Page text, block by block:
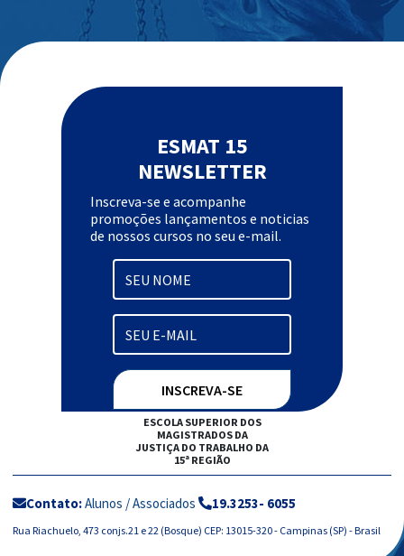
ESCOLA SUPERIOR DOS
MAGISTRADOS DA
JUSTIÇA DO TRABALHO DA
15ª REGIÃO
ESMAT 15
NEWSLETTER
Inscreva-se e acompanhe
promoções lançamentos e noticias
de nossos cursos no seu e-mail.
Contato:Alunos / Associados 19.3253- 6055
Rua Riachuelo, 473 conjs.21 e 22 (Bosque) CEP: 13015-320 - Campinas (SP) - Brasil